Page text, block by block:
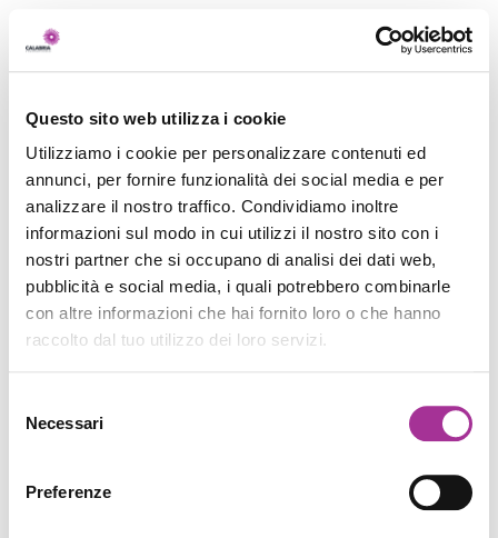
Questo sito web utilizza i cookie
Utilizziamo i cookie per personalizzare contenuti ed
annunci, per fornire funzionalità dei social media e per
analizzare il nostro traffico. Condividiamo inoltre
informazioni sul modo in cui utilizzi il nostro sito con i
nostri partner che si occupano di analisi dei dati web,
pubblicità e social media, i quali potrebbero combinarle
con altre informazioni che hai fornito loro o che hanno
raccolto dal tuo utilizzo dei loro servizi.
delNecessari
Preferenze